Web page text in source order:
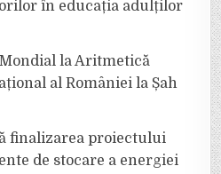
în educația adulților
la Aritmetică
al României la Șah
finalizarea proiectului
de stocare a energiei